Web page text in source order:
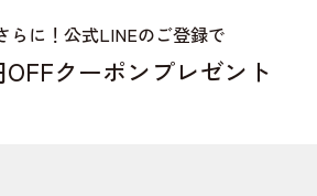
らに！公式LINEのご登録で
OFFクーポンプレゼント